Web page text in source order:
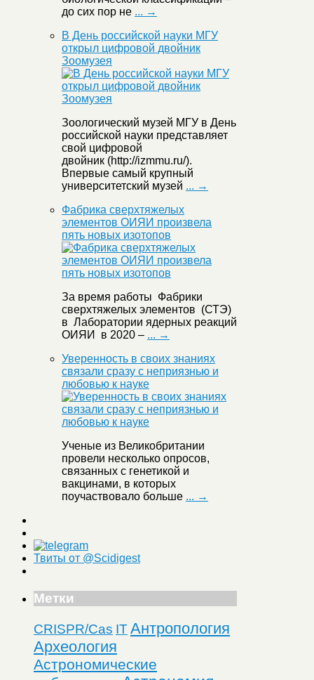
до сих пор не ... →
В День российской науки МГУ
открыл цифровой двойник
Зоомузея
Зоологический музей МГУ в День
российской науки представляет
свой цифровой
двойник (http://izmmu.ru/).
Впервые самый крупный
университетский музей ... →
Фабрика сверхтяжелых
элементов ОИЯИ произвела
пять новых изотопов
За время работы Фабрики
сверхтяжелых элементов (СТЭ)
в Лаборатории ядерных реакций
ОИЯИ в 2020 – ... →
Уверенность в своих знаниях
связали сразу с неприязнью и
любовью к науке
Ученые из Великобритании
провели несколько опросов,
связанных с генетикой и
вакцинами, в которых
поучаствовало больше ... →
Твиты от @Scidigest
Метки
CRISPR/Cas ITАнтропология
Археология
Астрономические